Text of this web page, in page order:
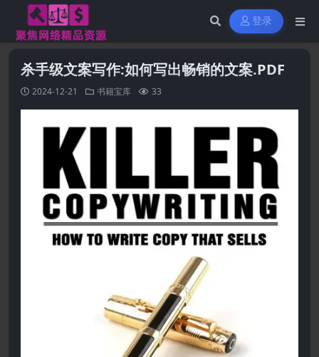
登录
杀手级文案写作:如何写出畅销的文案.PDF
2024-12-21 书籍宝库 33